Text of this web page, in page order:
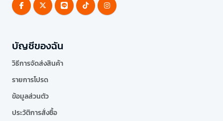
บัญชีของฉัน
วิธีการจัดส่งสินค้า
รายการโปรด
ข้อมูลส่วนตัว
ประวัติการสั่งซื้อ